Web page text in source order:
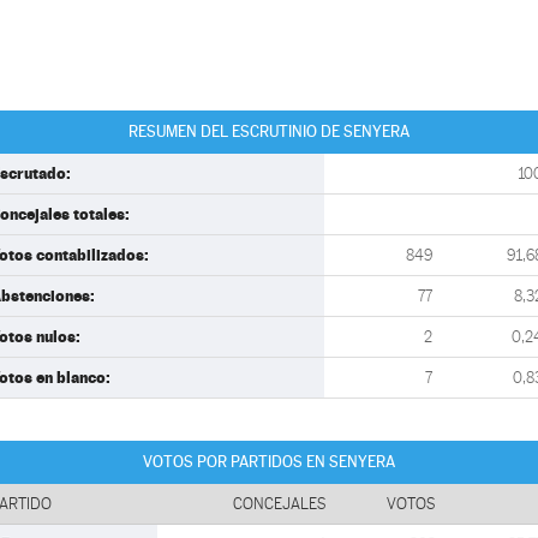
RESUMEN DEL ESCRUTINIO DE SENYERA
totales:
contabilizados: 849
77
nulos: 2
en blanco: 7
VOTOS POR PARTIDOS EN SENYERA
CONCEJALES VOTOS